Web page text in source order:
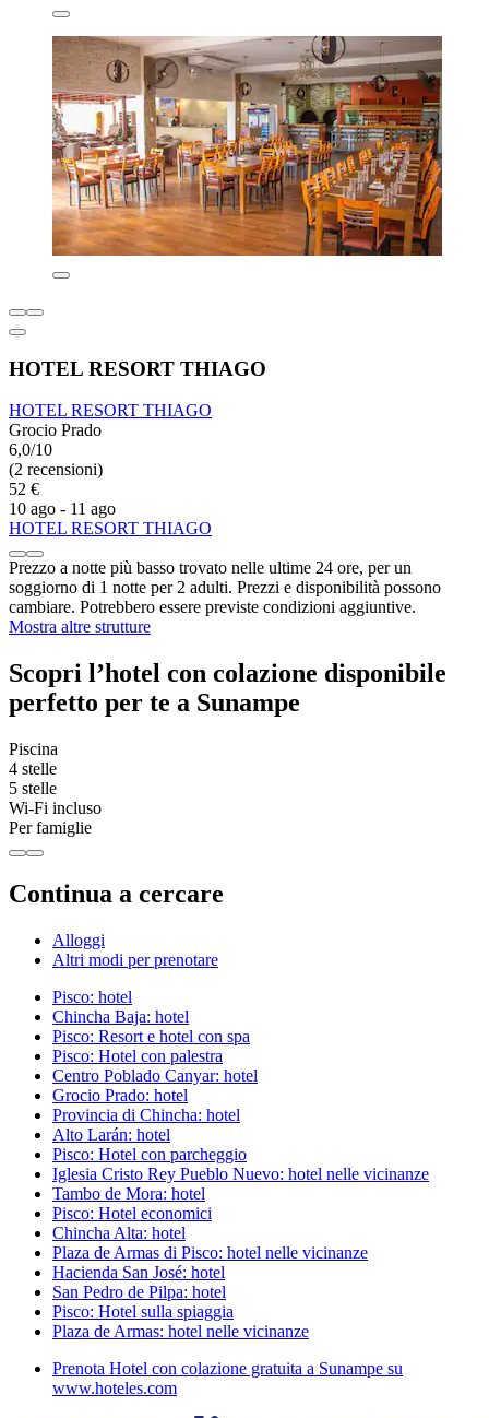
HOTEL RESORT THIAGO
HOTEL RESORT THIAGO
Grocio Prado
6,0/10
(2 recensioni)
52 €
10 ago - 11 ago
HOTEL RESORT THIAGO
Prezzo a notte più basso trovato nelle ultime 24 ore, per un
soggiorno di 1 notte per 2 adulti. Prezzi e disponibilità possono
cambiare. Potrebbero essere previste condizioni aggiuntive.
Mostra altre strutture
Scopri l’hotel con colazione disponibile
perfetto per te a Sunampe
Piscina
4 stelle
5 stelle
Wi-Fi incluso
Per famiglie
Continua a cercare
Alloggi
Altri modi per prenotare
Pisco: hotel
Chincha Baja: hotel
Pisco: Resort e hotel con spa
Pisco: Hotel con palestra
Centro Poblado Canyar: hotel
Grocio Prado: hotel
Provincia di Chincha: hotel
Alto Larán: hotel
Pisco: Hotel con parcheggio
Iglesia Cristo Rey Pueblo Nuevo: hotel nelle vicinanze
Tambo de Mora: hotel
Pisco: Hotel economici
Chincha Alta: hotel
Plaza de Armas di Pisco: hotel nelle vicinanze
Hacienda San José: hotel
San Pedro de Pilpa: hotel
Pisco: Hotel sulla spiaggia
Plaza de Armas: hotel nelle vicinanze
Prenota Hotel con colazione gratuita a Sunampe su
www.hoteles.com